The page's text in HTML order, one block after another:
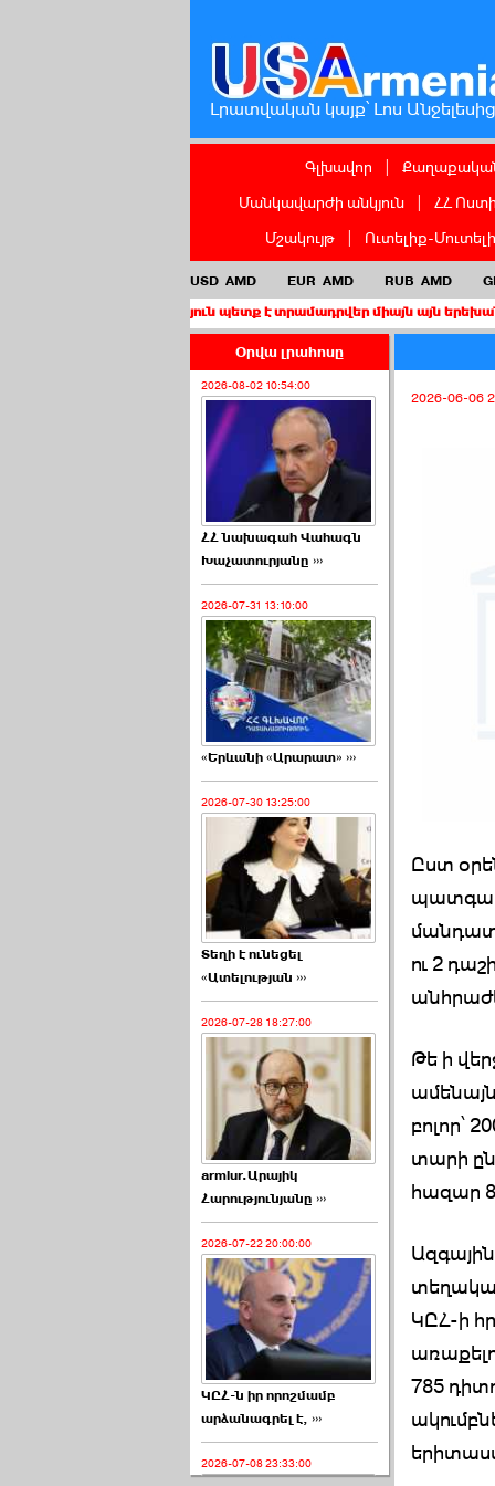
Լրատվական կայք՝ Լոս Անջելեսից
Գլխավոր
Մանկավարժի անկյուն
ՀՀ
Մշակույթ
Ուտելիք-
USD AMD EUR AMD RUB AMD
պետք է տրամադրվեր միայն այն երեխաներին,
Օրվա լրահոսը
2026-08-02 10:54:00
ՀՀ նախագահ Վահագն
Խաչատուրյանը ›››
2026-07-31 13:10:00
«Երևանի «Արարատ» ›››
2026-07-30 13:25:00
Տեղի է ունեցել
«Ատելության ›››
2026-07-28 18:27:00
armlur.Արայիկ
Հարությունյանը ›››
2026-07-22 20:00:00
ԿԸՀ-ն իր որոշմամբ
արձանագրել է, ›››
2026-07-08 23:33:00
2026-06-06
Ըստ
ու 2
Թե ի
բոլոր՝
տարի
հազար
ԿԸՀ-ի
785